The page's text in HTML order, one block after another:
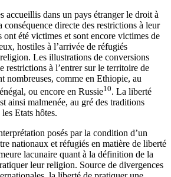
accueillis dans un pays étranger le droit à
conséquence directe des restrictions à leur
été victimes et sont encore victimes de
hostiles à l’arrivée de réfugiés
Les illustrations de conversions
restrictions à l’entrer sur le territoire de
nombreuses, comme en Ethiopie, au
ou encore en Russie10. La liberté
ainsi malmenée, au gré des traditions
Etats hôtes.
posés par la condition d’un
nationaux et réfugiés en matière de liberté
lacunaire quant à la définition de la
leur religion. Source de divergences